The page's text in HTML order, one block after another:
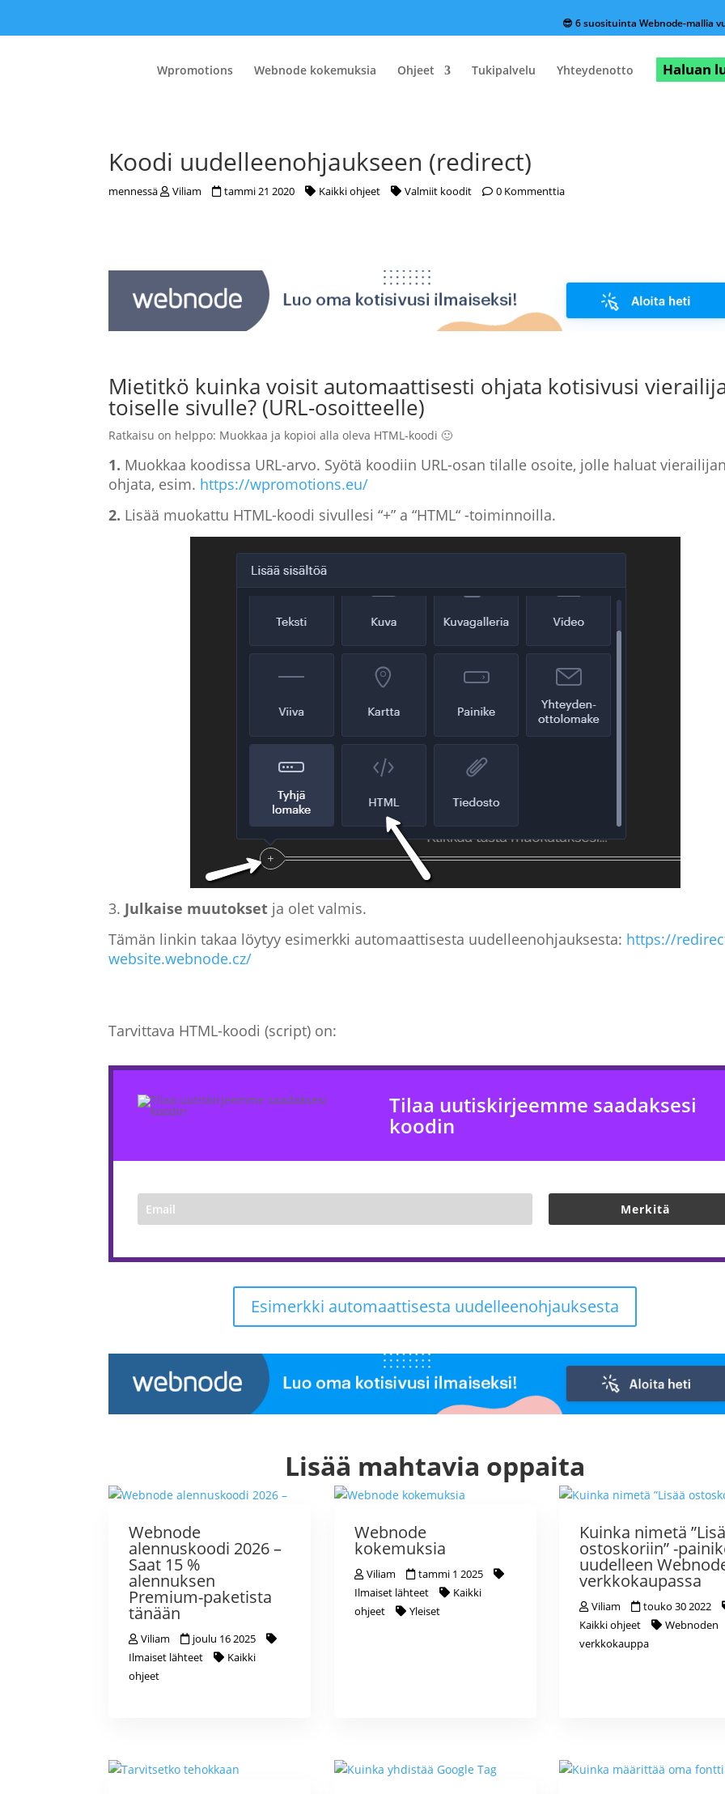
😎 6 suosituinta Webnode-mallia
Wpromotions Webnode kokemuksia Ohjeet Tukipalvelu Yhteydenotto Haluan
Koodi uudelleenohjaukseen (redirect)
mennessä Viliam tammi 21 2020 Kaikki ohjeet Valmiit koodit 0 Kommenttia
Mietitkö kuinka voisit automaattisesti ohjata kotisivusi
toiselle sivulle? (URL-osoitteelle)
Ratkaisu on helppo: Muokkaa ja kopioi alla oleva HTML-koodi 🙂
1. Muokkaa koodissa URL-arvo. Syötä koodiin URL-osan tilalle osoite, jolle haluat
ohjata, esim. https://wpromotions.eu/
2. Lisää muokattu HTML-koodi sivullesi “+” a “HTML“ -toiminnoilla.
3. Julkaise muutokset ja olet valmis.
Tämän linkin takaa löytyy esimerkki automaattisesta uudelleenohjauksesta: https://
website.webnode.cz/
Tarvittava HTML-koodi (script) on:
Tilaa uutiskirjeemme saadaksesi
koodin
Merkitä
Esimerkki automaattisesta uudelleenohjauksesta
Lisää mahtavia oppaita
Webnode
alennuskoodi 2026 –
Saat 15 %
alennuksen
Premium-paketista
tänään
Viliam
joulu 16 2025
Ilmaiset lähteet
Kaikki
ohjeet
Webnode
kokemuksia
Viliam
tammi 1 2025
Ilmaiset lähteet
Kaikki
ohjeet
Yleiset
Kuinka nimetä
ostoskoriin” -
uudelleen
verkkokaupassa
Viliam
touko 30 2022
Kaikki ohjeet
Webnoden
verkkokauppa